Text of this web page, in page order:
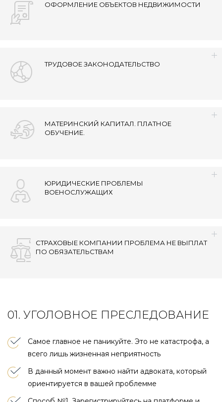
ОФОРМЛЕНИЕ ОБЪЕКТОВ НЕДВИЖИМОСТИ
ТРУДОВОЕ ЗАКОНОДАТЕЛЬСТВО
МАТЕРИНСКИЙ КАПИТАЛ. ПЛАТНОЕ
ОБУЧЕНИЕ.
ЮРИДИЧЕСКИЕ ПРОБЛЕМЫ
ВОЕНОСЛУЖАЩИХ
СТРАХОВЫЕ КОМПАНИИ ПРОБЛЕМА НЕ ВЫПЛАТ
ПО ОБЯЗАТЕЛЬСТВАМ
01. УГОЛОВНОЕ ПРЕСЛЕДОВАНИЕ
Самое главное не паникуйте. Это не катастрофа, а
всего лишь жизненная неприятность
В данный момент важно найти адвоката, который
ориентируется в вашей проблемме